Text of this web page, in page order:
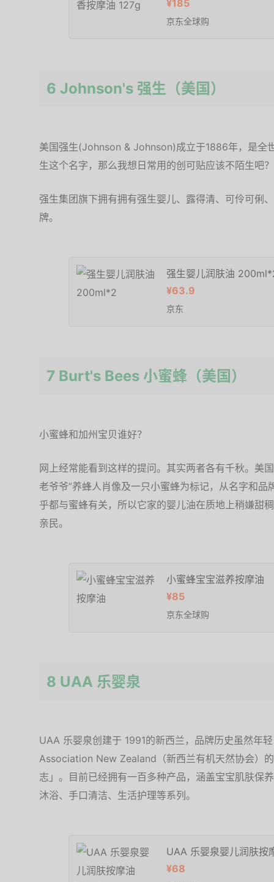
¥185
京东全球购
6 Johnson's 强生（美国）
美国强生(Johnson & Johnson)成立于1886年，是全
生这个名字，那么我想日常用的创可贴应该不陌生吧
强生集团旗下拥有拥有强生婴儿、露得清、可伶可俐
牌。
强生婴儿润肤油
¥63.9
京东
7 Burt's Bees 小蜜蜂（美国）
小蜜蜂和加州宝贝谁好？
网上经常能看到这样的提问。其实两者各有千秋。美
老爷爷”养蜂人肖像及一只小蜜蜂为标记，从名字和
乎都与蜜蜂有关，所以它家的婴儿油在质地上稍嫌甜
亲民。
小蜜蜂宝宝滋养按摩油
¥85
京东全球购
8 UAA 乐婴泉
UAA 乐婴泉创建于 1991的新西兰，品牌历史虽然年
Association New Zealand（新西兰有机天然协会）
志」。目前已经拥有一百多种产品，涵盖宝宝肌肤保
沐浴、手口清洁、生活护理等系列。
UAA 乐婴泉婴儿润肤按
¥68